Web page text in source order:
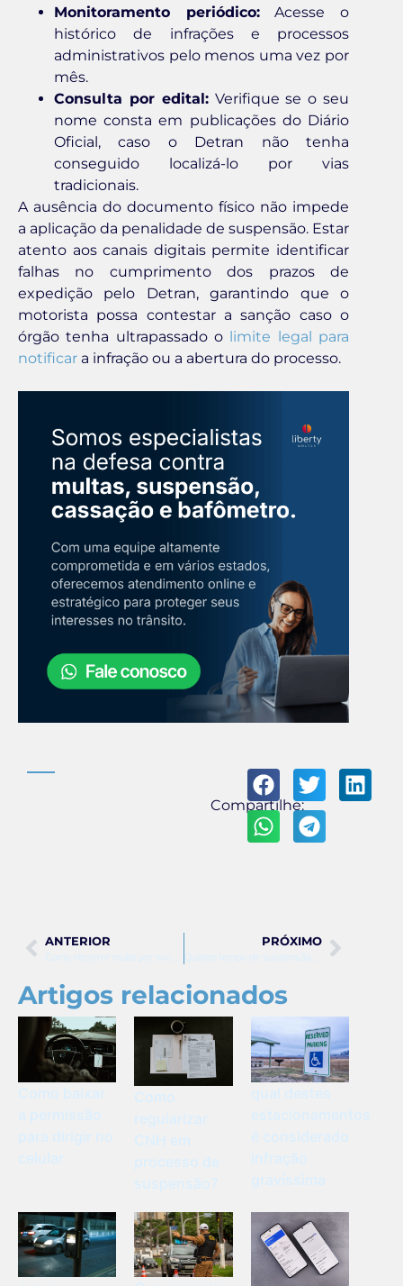
Monitoramento periódico:Acesse o
histórico de infrações e processos
administrativos pelo menos uma vez por
mês.
Consulta por edital:Verifique se o seu
nome consta em publicações do Diário
Oficial, caso o Detran não tenha
conseguido localizá-lo por vias
tradicionais.
A ausência do documento físico não impede
a aplicação da penalidade de suspensão. Estar
atento aos canais digitais permite identificar
falhas no cumprimento dos prazos de
expedição pelo Detran, garantindo que o
motorista possa contestar a sanção caso o
órgão tenha ultrapassado o limite legal para
notificar a infração ou a abertura do processo.
Compartilhe:
ANTERIOR PRÓXIMO
Artigos relacionados